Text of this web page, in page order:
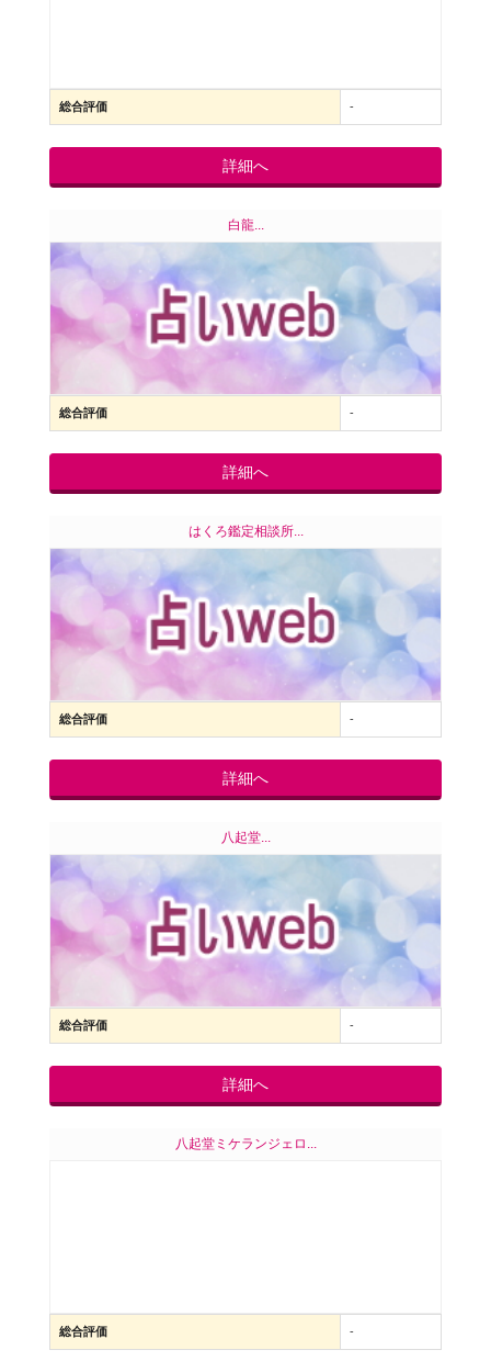
総合評価 -
詳細へ
白龍...
総合評価 -
詳細へ
はくろ鑑定相談所...
総合評価 -
詳細へ
八起堂...
総合評価 -
詳細へ
八起堂ミケランジェロ...
総合評価 -